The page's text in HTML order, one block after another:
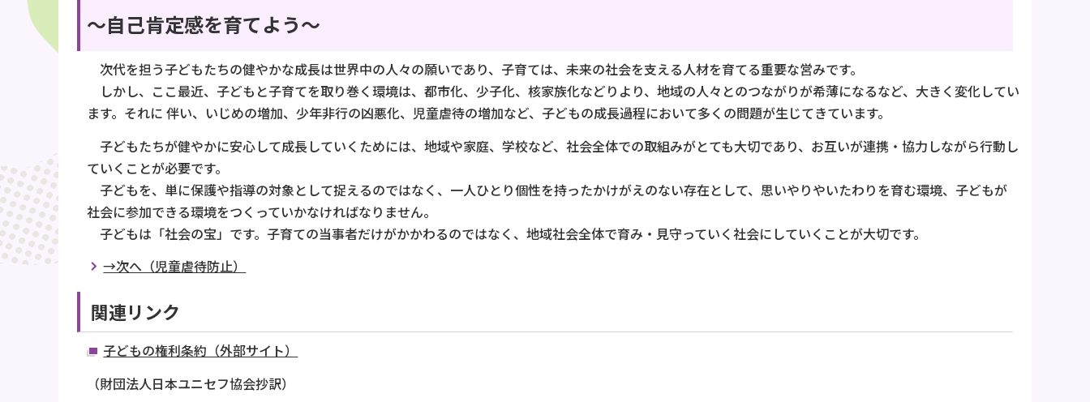
～自己肯定感を育てよう～
次代を担う子どもたちの健やかな成長は世界中の人々の願いであり、子育ては、未来の社会を支える人材を育てる重要な営みです。
しかし、ここ最近、子どもと子育てを取り巻く環境は、都市化、少子化、核家族化などりより、地域の人々とのつながりが希薄になるなど、大きく変化してい
ます。それに 伴い、いじめの増加、少年非行の凶悪化、児童虐待の増加など、子どもの成長過程において多くの問題が生じてきています。
子どもたちが健やかに安心して成長していくためには、地域や家庭、学校など、社会全体での取組みがとても大切であり、お互いが連携・協力しながら行動し
ていくことが必要です。
子どもを、単に保護や指導の対象として捉えるのではなく、一人ひとり個性を持ったかけがえのない存在として、思いやりやいたわりを育む環境、子どもが
社会に参加できる環境をつくっていかなければなりません。
子どもは「社会の宝」です。子育ての当事者だけがかかわるのではなく、地域社会全体で育み・見守っていく社会にしていくことが大切です。
→次へ（児童虐待防止）
関連リンク
子どもの権利条約（外部サイト）
（財団法人日本ユニセフ協会抄訳）